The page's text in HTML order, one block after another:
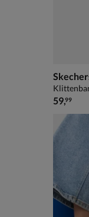
€ 59,99
59,99